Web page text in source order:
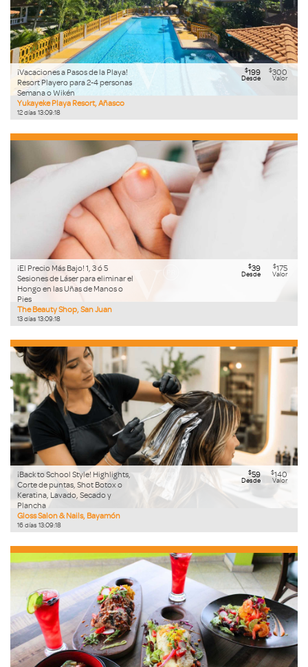
¡Vacaciones a Pasos de la Playa!
Resort Playero para 2-4 personas
Semana o Wikén
Yukayeke Playa Resort, Añasco
12días 13:09:17
$199
Desde
$300
Valor
¡El Precio Más Bajo! 1, 3 ó 5
Sesiones de Láser para eliminar el
Hongo en las Uñas de Manos o
Pies
The Beauty Shop, San Juan
13días 13:09:17
$39
Desde
$175
Valor
¡Back to School Style! Highlights,
Corte de puntas, Shot Botox o
Keratina, Lavado, Secado y
Plancha
Gloss Salon & Nails, Bayamón
16días 13:09:17
$59
Desde
$140
Valor